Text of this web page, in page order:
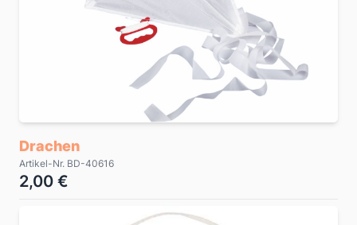
Drachen
Artikel-Nr. BD-40616
2,00 €